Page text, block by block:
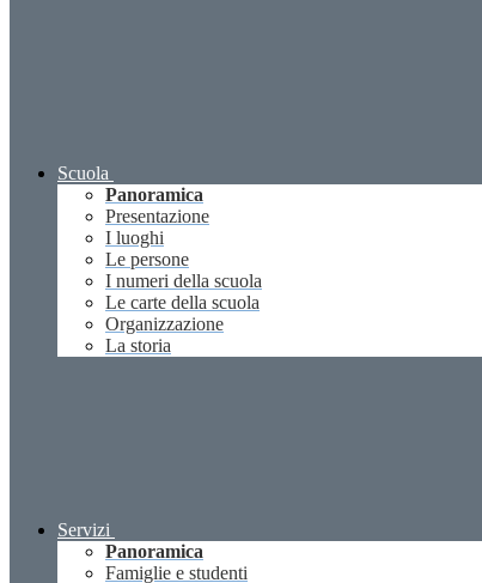
Scuola
Panoramica
Presentazione
I luoghi
Le persone
I numeri della scuola
Le carte della scuola
Organizzazione
La storia
Servizi
Panoramica
Famiglie e studenti